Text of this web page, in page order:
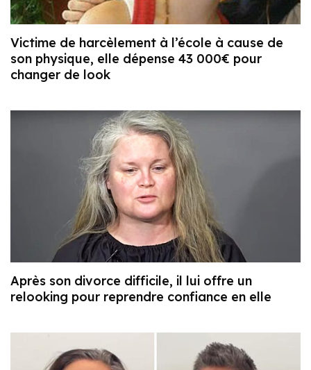
Victime de harcèlement à l’école à cause de
son physique, elle dépense 43 000€ pour
changer de look
Après son divorce difficile, il lui offre un
relooking pour reprendre confiance en elle